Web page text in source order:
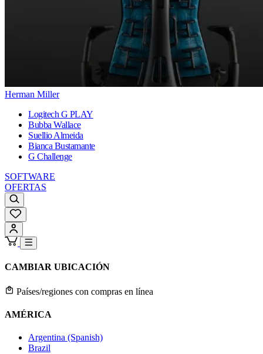
Herman Miller
Logitech G PLAY
Bubba Wallace
Suellio Almeida
Bianca Bustamante
G Challenge
SOFTWARE
OFERTAS
CAMBIAR UBICACIÓN
Países/regiones con compras en línea
AMÉRICA
Argentina (Spanish)
Brazil